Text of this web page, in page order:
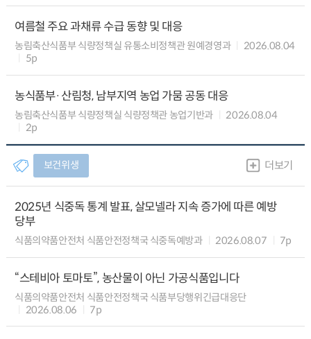
여름철 주요 과채류 수급 동향 및 대응
농림축산식품부 식량정책실 유통소비정책관 원예경영과
2026.08.04
5p
농식품부·산림청, 남부지역 농업 가뭄 공동 대응
농림축산식품부 식량정책실 식량정책관 농업기반과
2026.08.04
2p
보건위생 더보기
2025년 식중독 통계 발표, 살모넬라 지속 증가에 따른 예방
당부
식품의약품안전처 식품안전정책국 식중독예방과 2026.08.07 7p
“스테비아 토마토”, 농산물이 아닌 가공식품입니다
식품의약품안전처 식품안전정책국 식품부당행위긴급대응단
2026.08.06
7p